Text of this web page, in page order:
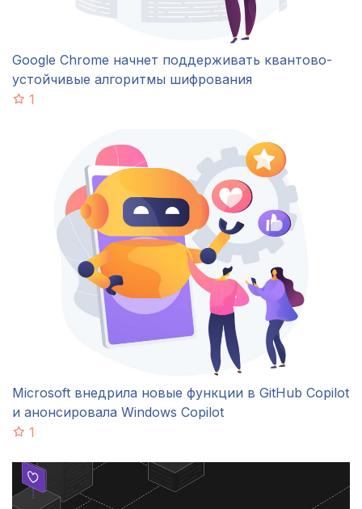
Google Chrome начнет поддерживать квантово-
устойчивые алгоритмы шифрования
1
Microsoft внедрила новые функции в GitHub Copilot
и анонсировала Windows Copilot
1